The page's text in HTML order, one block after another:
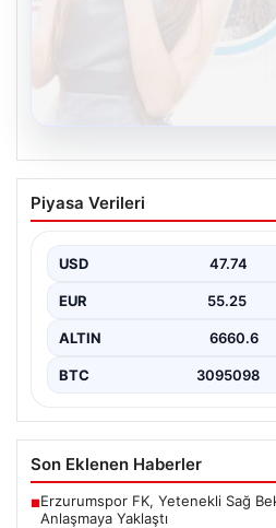
Kelebek.Org İle Dijital
Adresi Ve Muhabbet
sağlaması kritik bir önem
birçok…
Piyasa Verileri
USD 47.74
EUR 55.25
ALTIN 6660.6
BTC 3095098
Son Eklenen Haberler
■Erzurumspor FK, Yetenekli Sağ
Anlaşmaya Yaklaştı